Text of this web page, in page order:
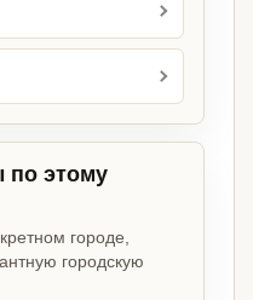
по этому
городе,
городскую